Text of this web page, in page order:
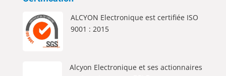
ALCYON Electronique est certifiée ISO
9001 : 2015
Alcyon Electronique et ses actionnaires